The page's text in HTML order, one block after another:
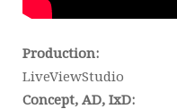
Production:
LiveViewStudio
Concept, AD, IxD: